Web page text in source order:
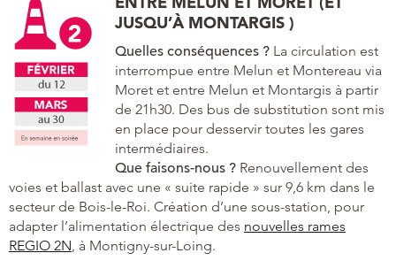
JUSQU’À MONTARGIS )
Quelles conséquences ? La circulation est
interrompue entre Melun et Montereau via
Moret et entre Melun et Montargis à partir
de 21h30. Des bus de substitution sont mis
en place pour desservir toutes les gares
intermédiaires.
Que faisons-nous ? Renouvellement des
voies et ballast avec une « suite rapide » sur 9,6 km dans le
secteur de Bois-le-Roi. Création d’une sous-station, pour
adapter l’alimentation électrique des nouvelles rames
REGIO 2N, à Montigny-sur-Loing.